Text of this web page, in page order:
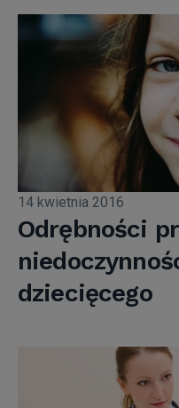
14 kwietnia 2016
Odrębności
dziecięcego